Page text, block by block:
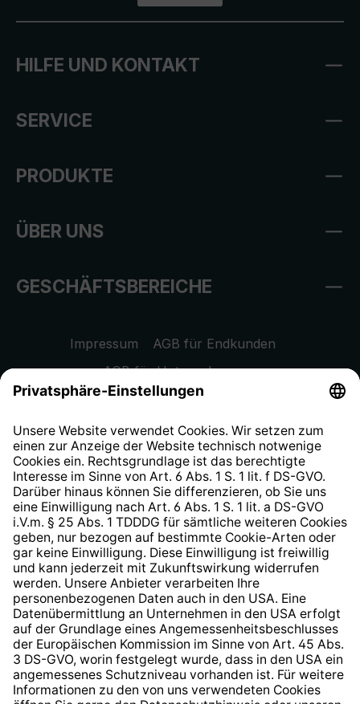
HILFE UND KONTAKT
SERVICE
PRODUKTE
ÜBER UNS
GESCHÄFTSBEREICHE
Impressum
AGB für Endkunden
AGB für Unternehmen
Datenschutzhinweis
Widerrufsrecht
Hinweisgeberschutzsystem
Barrierefreiheit